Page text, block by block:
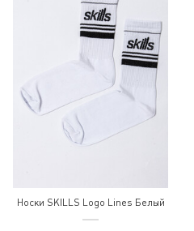
Носки SKILLS Logo Lines Белый